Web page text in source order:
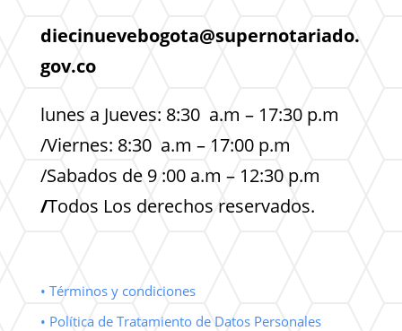
diecinuevebogota@supernotariado.
gov.co
lunes a Jueves: 8:30 a.m – 17:30 p.m
/Viernes: 8:30 a.m – 17:00 p.m
/Sabados de 9 :00 a.m – 12:30 p.m
/Todos Los derechos reservados.
• Términos y condiciones
• Política de Tratamiento de Datos Personales